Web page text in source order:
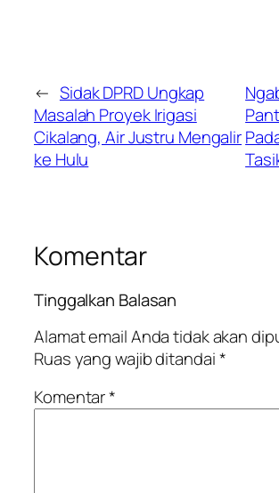
← Sidak DPRD Ungkap
Masalah Proyek Irigasi
Cikalang, Air Justru Mengalir
ke Hulu
Komentar
Tinggalkan Balasan
Alamat email Anda tidak akan
Ruas yang wajib ditandai*
Komentar*